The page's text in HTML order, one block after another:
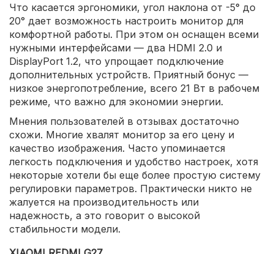
Что касается эргономики, угол наклона от -5° до
20° дает возможность настроить монитор для
комфортной работы. При этом он оснащен всеми
нужными интерфейсами — два HDMI 2.0 и
DisplayPort 1.2, что упрощает подключение
дополнительных устройств. Приятный бонус —
низкое энергопотребление, всего 21 Вт в рабочем
режиме, что важно для экономии энергии.
Мнения пользователей в отзывах достаточно
схожи. Многие хвалят монитор за его цену и
качество изображения. Часто упоминается
легкость подключения и удобство настроек, хотя
некоторые хотели бы еще более простую систему
регулировки параметров. Практически никто не
жалуется на производительность или
надежность, а это говорит о высокой
стабильности модели.